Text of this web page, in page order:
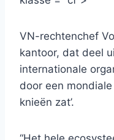
VN-rechtenchef
kantoor, dat deel
internationale
door een
knieën zat’.